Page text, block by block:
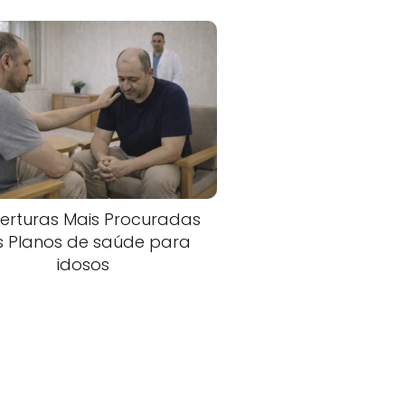
Mais Procuradas
Planos de saúde para
idosos